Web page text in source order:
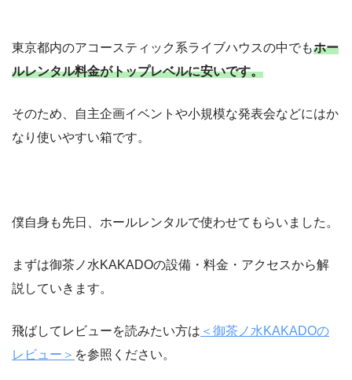
東京都内のアコースティック系ライブハウスの中でもホー
ルレンタル料金がトップレベルに安いです。
そのため、自主企画イベントや小規模な発表会などにはか
なり使いやすい箱です。
僕自身も先日、ホールレンタルで使わせてもらいました。
まずは御茶ノ水KAKADOの設備・料金・アクセスから解
説していきます。
飛ばしてレビューを読みたい方は ＜御茶ノ水KAKADOの
レビュー＞ を参照ください。